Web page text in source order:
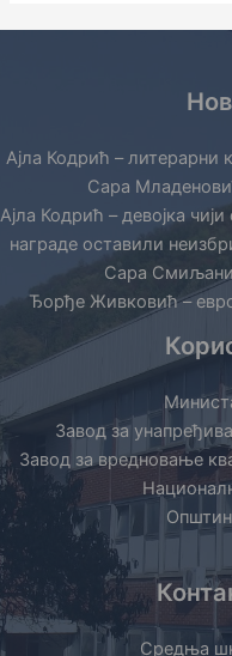
Ајла Кодрић – литерарни
Сара
Ајла Кодрић – девојка
награде оставили
Сара
Ђорђе Живковић –
Завод за
Завод за вредновање
Средња